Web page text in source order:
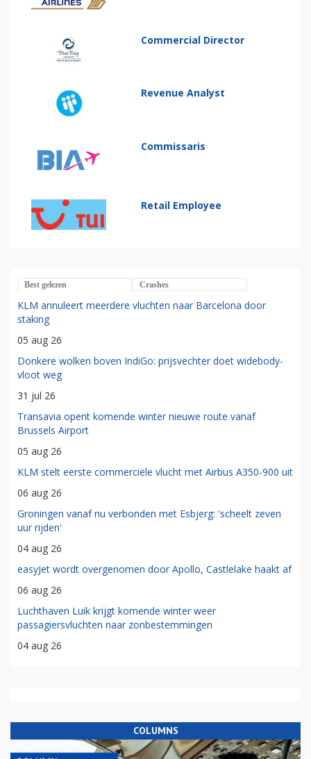
Commercial Director
Revenue Analyst
Commissaris
Retail Employee
Best gelezen Crashes
KLM annuleert meerdere vluchten naar Barcelona door
staking
05 aug 26
Donkere wolken boven IndiGo: prijsvechter doet widebody-
vloot weg
31 jul 26
Transavia opent komende winter nieuwe route vanaf
Brussels Airport
05 aug 26
KLM stelt eerste commerciële vlucht met Airbus A350-900 uit
06 aug 26
Groningen vanaf nu verbonden met Esbjerg: 'scheelt zeven
uur rijden'
04 aug 26
easyJet wordt overgenomen door Apollo, Castlelake haakt af
06 aug 26
Luchthaven Luik krijgt komende winter weer
passagiersvluchten naar zonbestemmingen
04 aug 26
COLUMNS